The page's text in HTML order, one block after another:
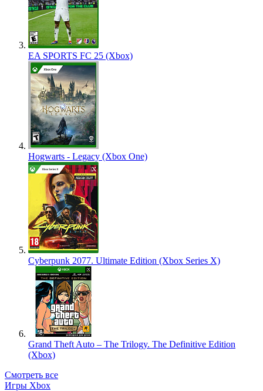
EA SPORTS FC 25 (Xbox)
Hogwarts - Legacy (Xbox One)
Cyberpunk 2077. Ultimate Edition (Xbox Series X)
Grand Theft Auto – The Trilogy. The Definitive Edition
(Xbox)
Смотреть все
Игры Xbox